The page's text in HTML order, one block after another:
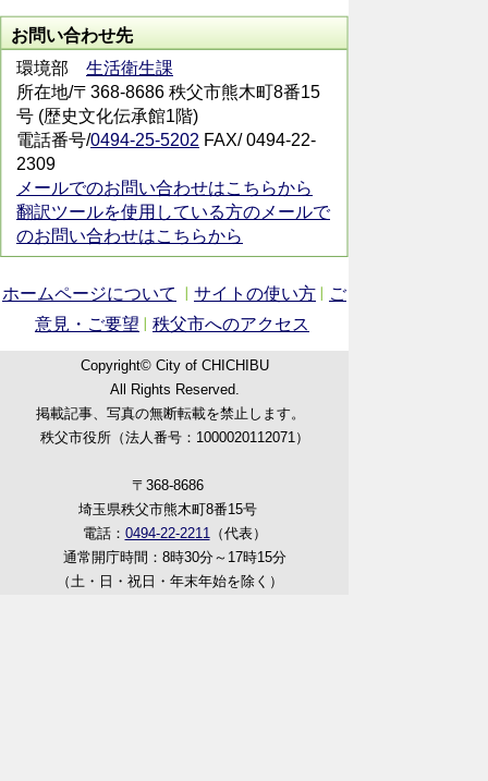
お問い合わせ先
環境部 生活衛生課
所在地/〒368-8686 秩父市熊木町8番15
号 (歴史文化伝承館1階)
電話番号/0494-25-5202 FAX/ 0494-22-
2309
メールでのお問い合わせはこちらから
翻訳ツールを使用している方のメールで
のお問い合わせはこちらから
ホームページについて サイトの使い方
ご
意見・ご要望
秩父市へのアクセス
Copyright© City of CHICHIBU
All Rights Reserved.
掲載記事、写真の無断転載を禁止します。
秩父市役所（法人番号：1000020112071）
〒368-8686
埼玉県秩父市熊木町8番15号
電話： 0494-22-2211
（代表）
通常開庁時間：8時30分～17時15分
（土・日・祝日・年末年始を除く）